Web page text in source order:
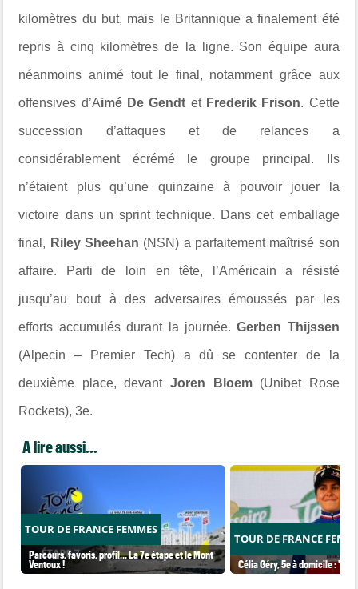
kilomètres du but, mais le Britannique a finalement été
repris à cinq kilomètres de la ligne. Son équipe aura
néanmoins animé tout le final, notamment grâce aux
offensives d’Aimé De Gendt et Frederik Frison. Cette
succession d’attaques et de relances a
considérablement écrémé le groupe principal. Ils
n’étaient plus qu’une quinzaine à pouvoir jouer la
victoire dans un sprint technique. Dans cet emballage
final, Riley Sheehan (NSN) a parfaitement maîtrisé son
affaire. Parti de loin en tête, l’Américain a résisté
jusqu’au bout à des adversaires émoussés par les
efforts accumulés durant la journée.Gerben Thijssen
(Alpecin – Premier Tech) a dû se contenter de la
deuxième place, devantJoren Bloem(Unibet Rose
Rockets), 3e.
A lire aussi...
TOUR DE FRANCE FEMMES
Parcours, favoris, profil… La 7e étape et le Mont
Ventoux !
TOUR DE FRANCE
Célia Géry, 5e à domicile :